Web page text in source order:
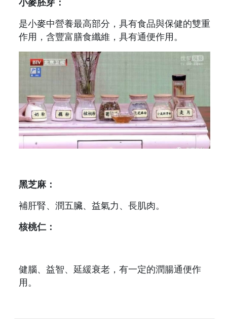
小麥胚芽：
是小麥中營養最高部分，具有食品與保健的雙重
作用，含豐富膳食纖維，具有通便作用。
黑芝麻：
補肝腎、潤五臟、益氣力、長肌肉。
核桃仁：
健腦、益智、延緩衰老，有一定的潤腸通便作
用。